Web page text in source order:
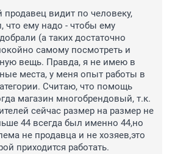
видит по человеку,
что ему надо - чтобы ему
(а таких достаточно
самому посмотреть и
вещь. Правда, я не имею в
места, у меня опыт работы в
Считаю, что помощь
магазин многобрендовый, т.к.
сейчас размер на размер не
44 всегда был именно 44,но
не продавца и не хозяев,это
приходится работать.